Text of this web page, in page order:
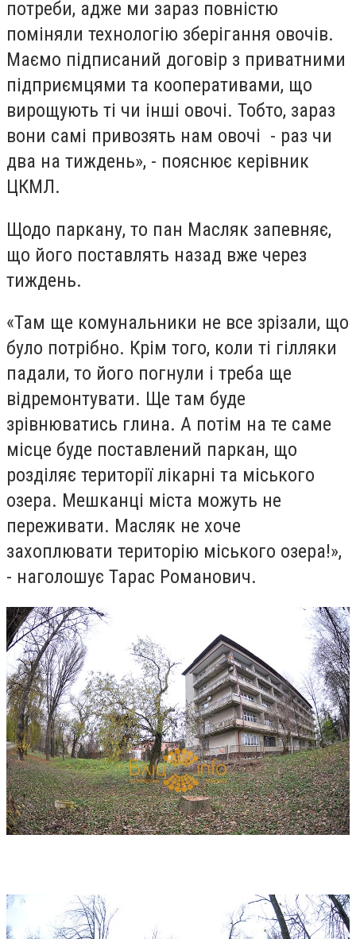
потреби, адже ми зараз повністю
поміняли технологію зберігання овочів.
Маємо підписаний договір з приватними
підприємцями та кооперативами, що
вирощують ті чи інші овочі. Тобто, зараз
вони самі привозять нам овочі - раз чи
два на тиждень», - пояснює керівник
ЦКМЛ.
Щодо паркану, то пан Масляк запевняє,
що його поставлять назад вже через
тиждень.
«Там ще комунальники не все зрізали, що
було потрібно. Крім того, коли ті гілляки
падали, то його погнули і треба ще
відремонтувати. Ще там буде
зрівнюватись глина. А потім на те саме
місце буде поставлений паркан, що
розділяє території лікарні та міського
озера. Мешканці міста можуть не
переживати. Масляк не хоче
захоплювати територію міського озера!»,
- наголошує Тарас Романович.